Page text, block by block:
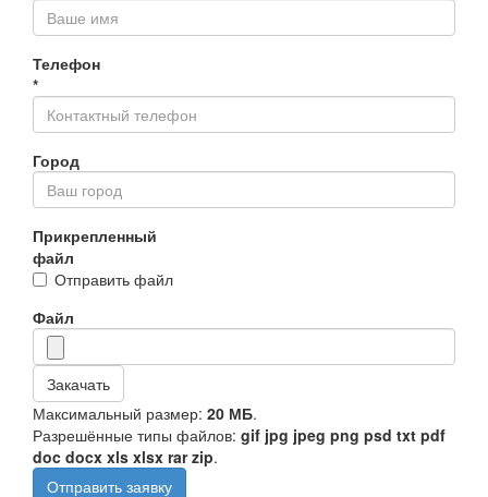
Телефон
*
Город
Прикрепленный
файл
Отправить файл
Файл
Закачать
Максимальный размер: 20 МБ.
Разрешённые типы файлов: gif jpg jpeg png psd txt pdf
doc docx xls xlsx rar zip.
Отправить заявку